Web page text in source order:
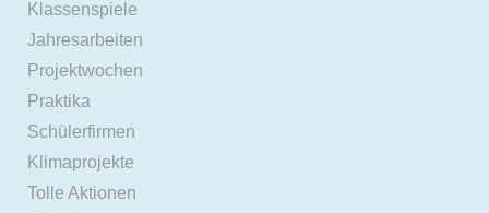
Klassenspiele
Jahresarbeiten
Projektwochen
Praktika
Schülerfirmen
Klimaprojekte
Tolle Aktionen